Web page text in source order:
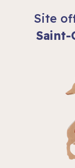
Site
Saint-